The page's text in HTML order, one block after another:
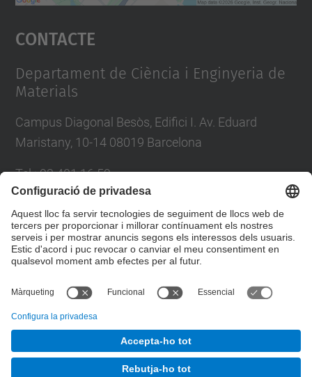
Accepta
powered by
Contacte
Departament de Ciència i Enginyeria de
Materials
Campus Diagonal Besòs, Edifici I. Av. Eduard
Maristany, 10-14 08019 Barcelona
Tel.:93 401 16 59
Directori UPC
Formulari de contacte
Departament de Ciència i Enginyeria de Materials